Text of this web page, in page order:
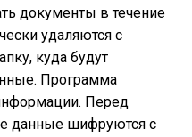
документы в течение
удаляются с
куда будут
Программа
Перед
данные шифруются с